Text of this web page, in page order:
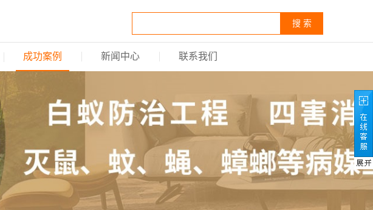
搜 索
成功案例 新闻中心 联系我们